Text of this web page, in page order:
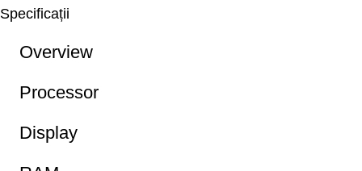
Specificații
Overview
Processor
Display